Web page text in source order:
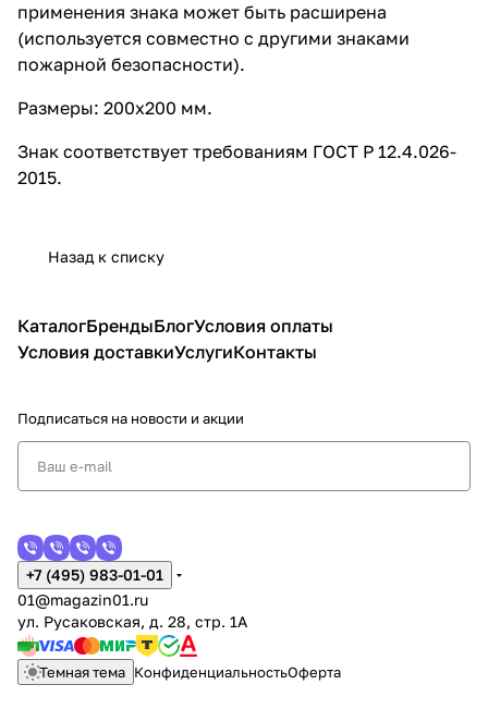
применения знака может быть расширена
(используется совместно с другими знаками
пожарной безопасности).
Размеры: 200х200 мм.
Знак соответствует требованиям ГОСТ Р 12.4.026-
2015.
Назад к списку
КаталогБрендыБлогУсловия оплаты
Условия доставкиУслугиКонтакты
Подписаться на новости и акции
+7 (495) 983-01-01
01@magazin01.ru
ул. Русаковская, д. 28, стр. 1А
Темная тема КонфиденциальностьОферта